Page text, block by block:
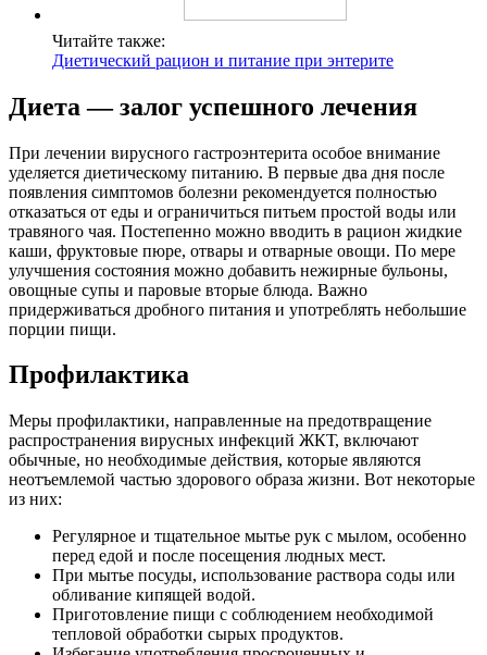
Читайте также:
Диетический рацион и питание при энтерите
Диета — залог успешного лечения
При лечении вирусного гастроэнтерита особое внимание
уделяется диетическому питанию. В первые два дня после
появления симптомов болезни рекомендуется полностью
отказаться от еды и ограничиться питьем простой воды или
травяного чая. Постепенно можно вводить в рацион жидкие
каши, фруктовые пюре, отвары и отварные овощи. По мере
улучшения состояния можно добавить нежирные бульоны,
овощные супы и паровые вторые блюда. Важно
придерживаться дробного питания и употреблять небольшие
порции пищи.
Профилактика
Меры профилактики, направленные на предотвращение
распространения вирусных инфекций ЖКТ, включают
обычные, но необходимые действия, которые являются
неотъемлемой частью здорового образа жизни. Вот некоторые
из них:
Регулярное и тщательное мытье рук с мылом, особенно
перед едой и после посещения людных мест.
При мытье посуды, использование раствора соды или
обливание кипящей водой.
Приготовление пищи с соблюдением необходимой
тепловой обработки сырых продуктов.